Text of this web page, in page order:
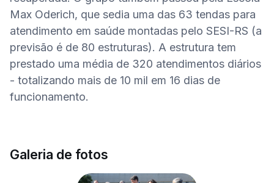
Max Oderich, que sedia uma das 63 tendas para
atendimento em saúde montadas pelo SESI-RS (a
previsão é de 80 estruturas). A estrutura tem
prestado uma média de 320 atendimentos diários
- totalizando mais de 10 mil em 16 dias de
funcionamento.
Galeria de fotos